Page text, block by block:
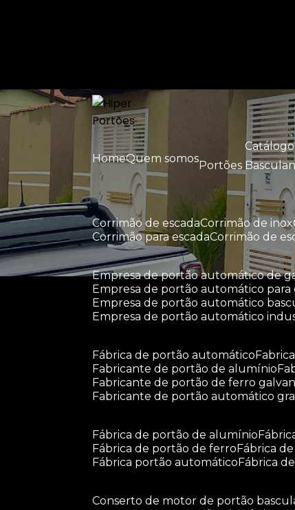
Home Quem somos
Portões
corrimão de escada corrimão de inox
corrimão para escada corrimão de
empresa de portão automático de
empresa de portão automático para
empresa de portão automático
empresa de portão automático
fábrica de portão automático
fabricante de portão de alumínio
fabricante de portão de ferro
fabricante de portão automático
fábrica de portão de alumínio
fábrica de portão de ferro
fábrica
fábrica portão automático
fábrica
conserto de motor de portão